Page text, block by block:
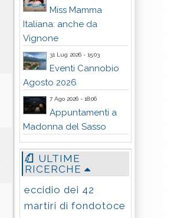
Miss Mamma
Italiana: anche da
Vignone
31 Lug 2026 - 15:03
Eventi Cannobio
Agosto 2026
7 Ago 2026 - 18:06
Appuntamenti a
Madonna del Sasso
ULTIME
RICERCHE
eccidio dei 42
martiri di fondotoce